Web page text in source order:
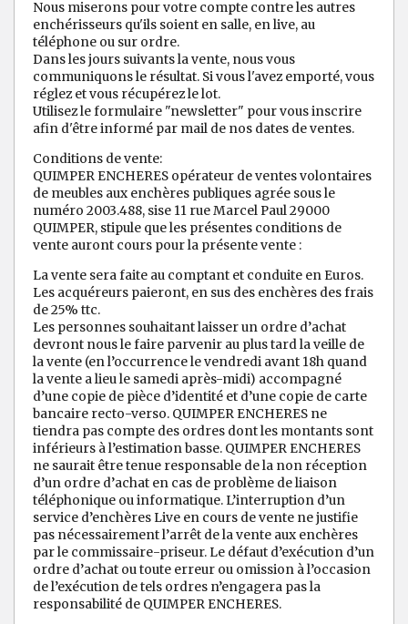
Nous miserons pour votre compte contre les autres
enchérisseurs qu'ils soient en salle, en live, au
téléphone ou sur ordre.
Dans les jours suivants la vente, nous vous
communiquons le résultat. Si vous l'avez emporté, vous
réglez et vous récupérez le lot.
Utilisez le formulaire "newsletter" pour vous inscrire
afin d'être informé par mail de nos dates de ventes.
Conditions de vente:
QUIMPER ENCHERES opérateur de ventes volontaires
de meubles aux enchères publiques agrée sous le
numéro 2003.488, sise 11 rue Marcel Paul 29000
QUIMPER, stipule que les présentes conditions de
vente auront cours pour la présente vente :
La vente sera faite au comptant et conduite en Euros.
Les acquéreurs paieront, en sus des enchères des frais
de 25% ttc.
Les personnes souhaitant laisser un ordre d’achat
devront nous le faire parvenir au plus tard la veille de
la vente (en l’occurrence le vendredi avant 18h quand
la vente a lieu le samedi après-midi) accompagné
d’une copie de pièce d’identité et d’une copie de carte
bancaire recto-verso. QUIMPER ENCHERES ne
tiendra pas compte des ordres dont les montants sont
inférieurs à l’estimation basse. QUIMPER ENCHERES
ne saurait être tenue responsable de la non réception
d’un ordre d’achat en cas de problème de liaison
téléphonique ou informatique. L’interruption d’un
service d’enchères Live en cours de vente ne justifie
pas nécessairement l’arrêt de la vente aux enchères
par le commissaire-priseur. Le défaut d’exécution d’un
ordre d’achat ou toute erreur ou omission à l’occasion
de l’exécution de tels ordres n’engagera pas la
responsabilité de QUIMPER ENCHERES.